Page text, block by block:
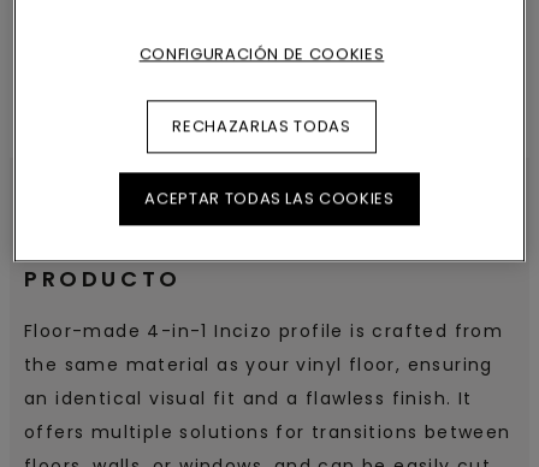
PRODUCTO
Floor-made 4-in-1 Incizo profile is crafted from
the same material as your vinyl floor, ensuring
an identical visual fit and a flawless finish. It
offers multiple solutions for transitions between
CONFIGURACIÓN DE COOKIES
RECHAZARLAS TODAS
ACEPTAR TODAS LAS COOKIES